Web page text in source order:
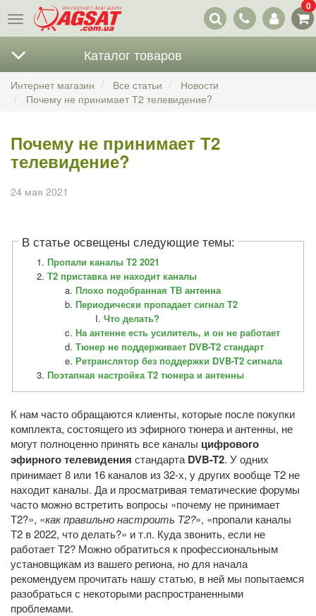
Меню
Наши
контакты
0
Каталог товаров
Интернет магазин Все статьи
Новости
Почему не принимает Т2 телевидение?
Почему не принимает Т2
телевидение?
24 мая 2021
В статье освещены следующие темы:
Пропали каналы Т2 2021
Т2 приставка не находит каналы
Плохо подобранная ТВ антенна
Периодически пропадает сигнал Т2
Что делать?
На антенне есть усилитель, и он не работает
Тюнер не поддерживает DVB-T2 стандарт
Ретранслятор без поддержки DVB-T2 сигнала
Поэтапная настройка Т2 тюнера и антенны
К нам часто обращаются клиенты, которые после покупки
комплекта, состоящего из эфирного тюнера и антенны, не
могут полноценно принять все каналы цифрового
эфирного телевидения стандарта DVB-T2. У одних
принимает 8 или 16 каналов из 32-х, у других вообще Т2 не
находит каналы. Да и просматривая тематические форумы
часто можно встретить вопросы «почему не принимает
Т2?», «как правильно настроить Т2?», «пропали каналы
Т2 в 2022, что делать?» и т.п. Куда звонить, если не
работает Т2? Можно обратиться к профессиональным
установщикам из вашего региона, но для начала
рекомендуем прочитать нашу статью, в ней мы попытаемся
разобраться с некоторыми распространенными
проблемами.